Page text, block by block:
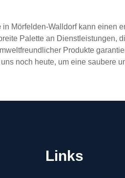
in Mörfelden-Walldorf kann einen
Palette an Dienstleistungen,
Produkte
noch heute, um eine saubere
Links